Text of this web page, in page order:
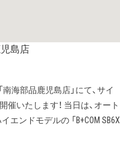
児島店
南海部品鹿児島店」にて、サイ
催いたします！ 当日は、オート
ンドモデルの 「B+COM SB6X